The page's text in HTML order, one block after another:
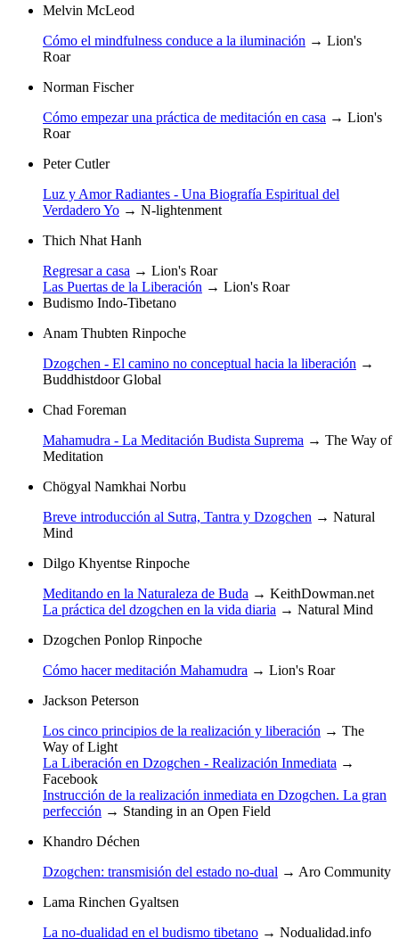
Melvin McLeod
Cómo el mindfulness conduce a la iluminación → Lion's
Roar
Norman Fischer
Cómo empezar una práctica de meditación en casa → Lion's
Roar
Peter Cutler
Luz y Amor Radiantes - Una Biografía Espiritual del
Verdadero Yo → N-lightenment
Thich Nhat Hanh
Regresar a casa → Lion's Roar
Las Puertas de la Liberación → Lion's Roar
Budismo Indo-Tibetano
Anam Thubten Rinpoche
Dzogchen - El camino no conceptual hacia la liberación →
Buddhistdoor Global
Chad Foreman
Mahamudra - La Meditación Budista Suprema → The Way of
Meditation
Chögyal Namkhai Norbu
Breve introducción al Sutra, Tantra y Dzogchen → Natural
Mind
Dilgo Khyentse Rinpoche
Meditando en la Naturaleza de Buda → KeithDowman.net
La práctica del dzogchen en la vida diaria → Natural Mind
Dzogchen Ponlop Rinpoche
Cómo hacer meditación Mahamudra → Lion's Roar
Jackson Peterson
Los cinco principios de la realización y liberación → The
Way of Light
La Liberación en Dzogchen - Realización Inmediata →
Facebook
Instrucción de la realización inmediata en Dzogchen. La gran
perfección → Standing in an Open Field
Khandro Déchen
Dzogchen: transmisión del estado no-dual → Aro Community
Lama Rinchen Gyaltsen
La no-dualidad en el budismo tibetano → Nodualidad.info